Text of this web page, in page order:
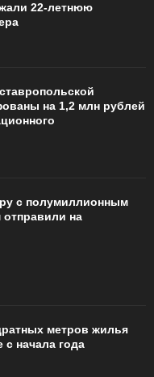
22-летнюю
на 1,2 млн рублей
с полумиллионным
на
метров жилья
начала года